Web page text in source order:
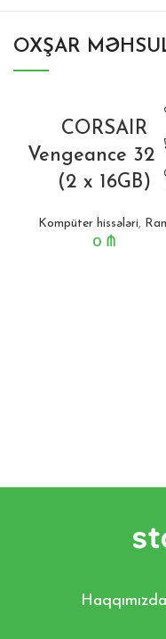
OXŞAR
CORSAIR
Vengeance
(2 x 16GB)
Kompüter hissələri,
0 ₼
Haqqımızda